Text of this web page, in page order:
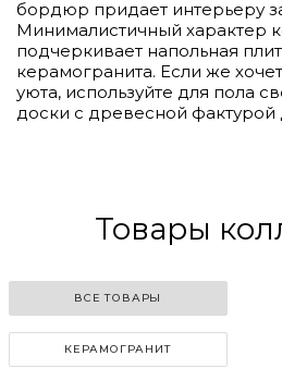
бордюр придает интерьеру
Минималистичный характер
подчеркивает напольная
керамогранита. Если же
уюта, используйте для пола
доски с древесной фактурой
Товары
ВСЕ ТОВАРЫ
КЕРАМОГРАНИТ